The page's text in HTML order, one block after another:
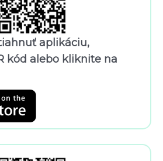
aplikáciu,
kód alebo kliknite na